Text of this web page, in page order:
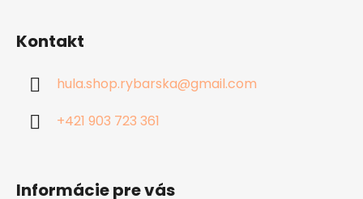
c
i
Kontakt
hula.shop.rybarska@gmail.com
+421 903 723 361
Informácie pre vás